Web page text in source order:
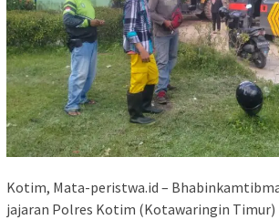
Kotim, Mata-peristwa.id –
jajaran Polres Kotim (Kotawaringin Timur)